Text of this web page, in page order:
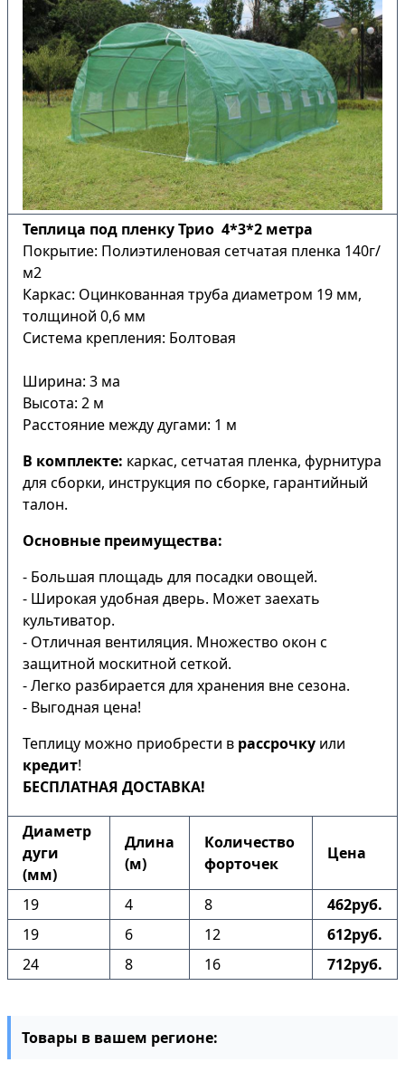
Теплица под пленку Трио 4*3*2 метра
Покрытие: Полиэтиленовая сетчатая пленка 140г/
м2
Каркас: Оцинкованная труба диаметром 19 мм,
толщиной 0,6 мм
Система крепления: Болтовая
Ширина: 3 ма
Высота: 2 м
Расстояние между дугами: 1 м
В комплекте: каркас, сетчатая пленка, фурнитура
для сборки, инструкция по сборке, гарантийный
талон.
Основные преимущества:
- Большая площадь для посадки овощей.
- Широкая удобная дверь. Может заехать
культиватор.
- Отличная вентиляция. Множество окон с
защитной москитной сеткой.
- Легко разбирается для хранения вне сезона.
- Выгодная цена!
Теплицу можно приобрести в рассрочку или
кредит!
БЕСПЛАТНАЯ ДОСТАВКА!
Диаметр
дуги
(мм)
Длина
(м)
Количество
форточек
Цена
19 4 8
462руб.
19
6 12
612руб.
24
8 16 712руб.
Товары в вашем регионе: